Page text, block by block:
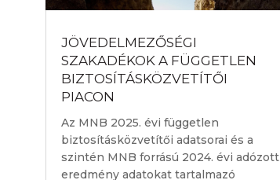
JÖVEDELMEZŐSÉGI
SZAKADÉKOK A FÜGGETLEN
BIZTOSÍTÁSKÖZVETÍTŐI
PIACON
Az MNB 2025. évi független
biztosításközvetítői adatsorai és a
szintén MNB forrású 2024. évi adózott
eredmény adatokat tartalmazó